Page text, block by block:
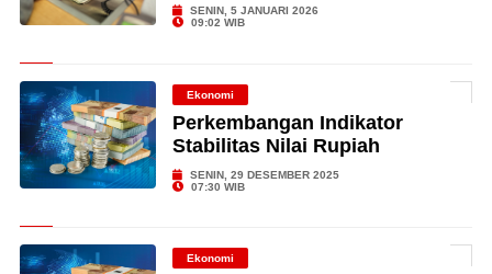
SENIN, 5 JANUARI 2026
09:02 WIB
Ekonomi
Perkembangan Indikator
Stabilitas Nilai Rupiah
SENIN, 29 DESEMBER 2025
07:30 WIB
Ekonomi